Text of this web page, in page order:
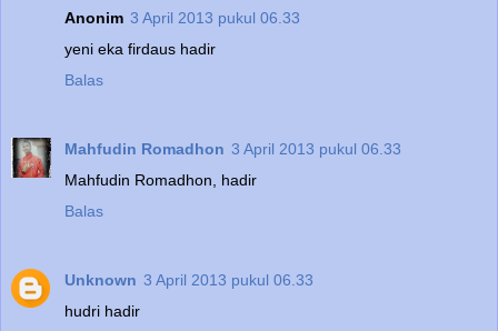
Anonim 3 April 2013 pukul 06.33
yeni eka firdaus hadir
Balas
Mahfudin Romadhon 3 April 2013 pukul 06.33
Mahfudin Romadhon, hadir
Balas
Unknown 3 April 2013 pukul 06.33
hudri hadir